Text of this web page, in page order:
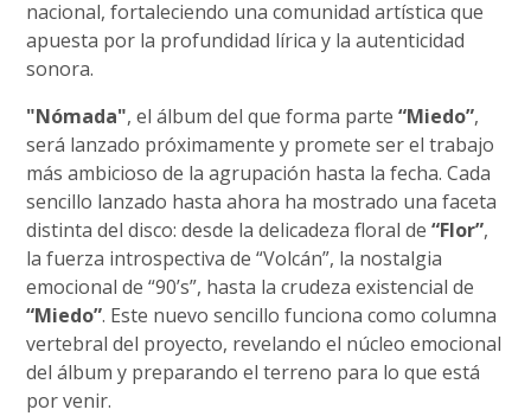
nacional, fortaleciendo una comunidad artística que
apuesta por la profundidad lírica y la autenticidad
sonora.
"Nómada", el álbum del que forma parte“Miedo”,
será lanzado próximamente y promete ser el trabajo
más ambicioso de la agrupación hasta la fecha. Cada
sencillo lanzado hasta ahora ha mostrado una faceta
distinta del disco: desde la delicadeza floral de“Flor”,
la fuerza introspectiva de “Volcán”, la nostalgia
emocional de “90’s”, hasta la crudeza existencial de
“Miedo”. Este nuevo sencillo funciona como columna
vertebral del proyecto, revelando el núcleo emocional
del álbum y preparando el terreno para lo que está
por venir.